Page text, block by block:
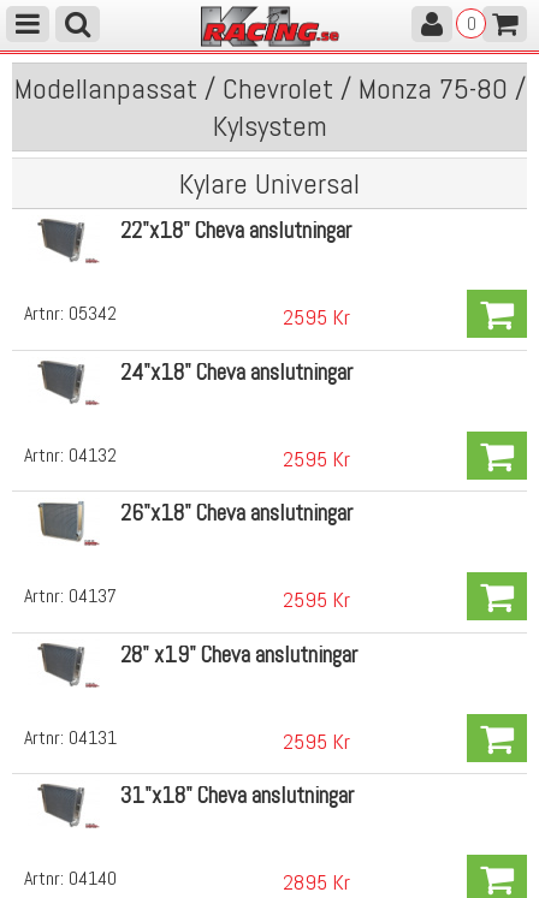
0
Modellanpassat / Chevrolet / Monza 75-80 /
Kylsystem
Kylare Universal
Artnr: 05342
22"x18" Cheva anslutningar
2595 Kr
Artnr: 04132
24"x18" Cheva anslutningar
2595 Kr
Artnr: 04137
26"x18" Cheva anslutningar
2595 Kr
Artnr: 04131
28" x19" Cheva anslutningar
2595 Kr
Artnr: 04140
31"x18" Cheva anslutningar
2895 Kr